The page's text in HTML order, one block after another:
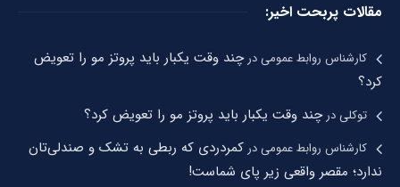
مقالات پربحت اخیر:
کارشناس روابط عمومیدرچند وقت یکبار باید پروتز مو را تعویض
کرد؟
توکلیدرچند وقت یکبار باید پروتز مو را تعویض کرد؟
کارشناس روابط عمومیدر کمردردی که ربطی به تشک و صندلی‌تان
ندارد؛ مقصر واقعی زیر پای شماست!